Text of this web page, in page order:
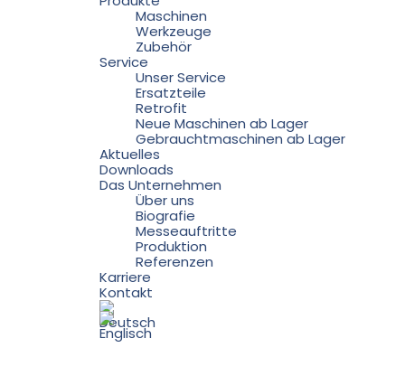
Maschinen
Werkzeuge
Zubehör
Service
Unser Service
Ersatzteile
Retrofit
Neue Maschinen ab Lager
Gebrauchtmaschinen ab Lager
Aktuelles
Downloads
Das Unternehmen
Über uns
Biografie
Messeauftritte
Produktion
Referenzen
Karriere
Kontakt